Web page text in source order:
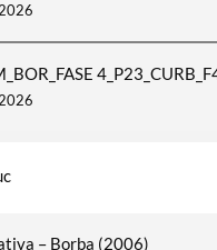
– Borba (2006)